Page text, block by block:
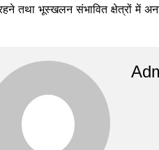
तथा भूस्खलन संभावित क्षेत्रों में